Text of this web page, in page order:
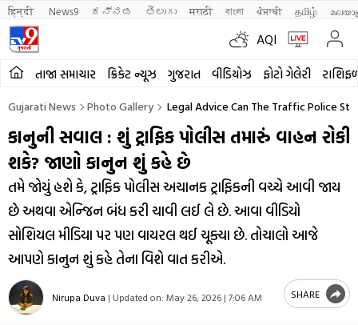
हिन्दी News9 ಕನ್ನಡ తెలుగు मराठी বাংলা ਪੰਜਾਬੀ தமிழ்
AQI
તાજા સમાચાર ક્રિકેટ ન્યૂઝ ગુજરાત વીડિયોઝ ફોટો ગેલેરી
Gujarati News Photo Gallery Legal Advice Can The Traffic Police
કાનુની સવાલ : શું ટ્રાફિક પોલીસ તમારું વાહન રોકી
શકે? જાણો કાનુન શું કહે છે
તમે જોયું હશે કે, ટ્રાફિક પોલીસ અચાનક ટ્રાફિકની વચ્ચે આવી જાય
છે અથવા એન્જિન બંધ કરી ચાવી લઈ લે છે. આવા વીડિયો
સોશિયલ મીડિયા પર પણ વાયરલ થઈ ચૂક્યા છે. તોચાલો આજે
આપણે કાનુન શું કહે તેના વિશે વાત કરીએ.
Nirupa Duva | Updated on: May 26, 2026 | 7:06 AM SHARE